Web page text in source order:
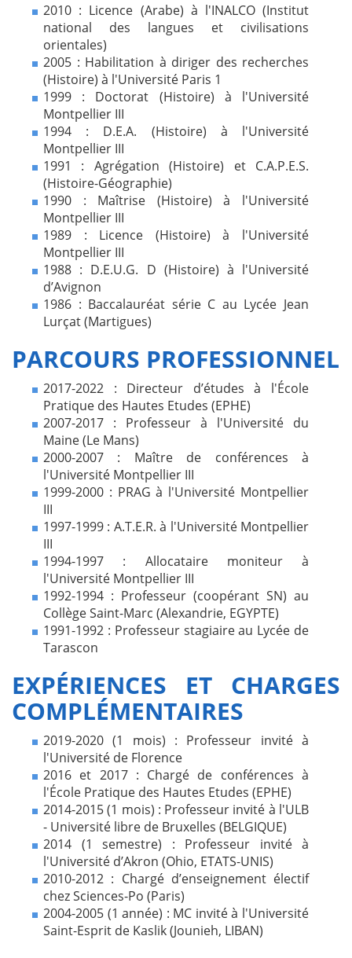
2010 : Licence (Arabe) à l'INALCO (Institut
national des langues et civilisations
orientales)
2005 : Habilitation à diriger des recherches
(Histoire) à l'Université Paris 1
1999 : Doctorat (Histoire) à l'Université
Montpellier III
1994 : D.E.A. (Histoire) à l'Université
Montpellier III
1991 : Agrégation (Histoire) et C.A.P.E.S.
(Histoire-Géographie)
1990 : Maîtrise (Histoire) à l'Université
Montpellier III
1989 : Licence (Histoire) à l'Université
Montpellier III
1988 : D.E.U.G. D (Histoire) à l'Université
d’Avignon
1986 : Baccalauréat série C au Lycée Jean
Lurçat (Martigues)
PARCOURS PROFESSIONNEL
2017-2022 : Directeur d’études à l'École
Pratique des Hautes Etudes (EPHE)
2007-2017 : Professeur à l'Université du
Maine (Le Mans)
2000-2007 : Maître de conférences à
l'Université Montpellier III
1999-2000 : PRAG à l'Université Montpellier
III
1997-1999 : A.T.E.R. à l'Université Montpellier
III
1994-1997 : Allocataire moniteur à
l'Université Montpellier III
1992-1994 : Professeur (coopérant SN) au
Collège Saint-Marc (Alexandrie, EGYPTE)
1991-1992 : Professeur stagiaire au Lycée de
Tarascon
EXPÉRIENCES ET CHARGES
COMPLÉMENTAIRES
2019-2020 (1 mois) : Professeur invité à
l'Université de Florence
2016 et 2017 : Chargé de conférences à
l'École Pratique des Hautes Etudes (EPHE)
2014-2015 (1 mois) : Professeur invité à l'ULB
- Université libre de Bruxelles (BELGIQUE)
2014 (1 semestre) : Professeur invité à
l'Université d’Akron (Ohio, ETATS-UNIS)
2010-2012 : Chargé d’enseignement électif
chez Sciences-Po (Paris)
2004-2005 (1 année) : MC invité à l'Université
Saint-Esprit de Kaslik (Jounieh, LIBAN)